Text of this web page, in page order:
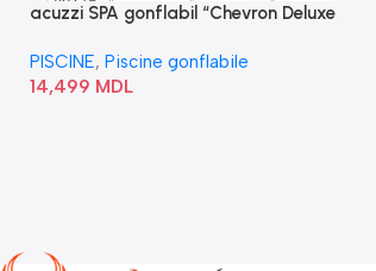
acuzzi SPA gonflabil “Chevron Deluxe
PISCINE, Piscine gonflabile
14,499 MDL